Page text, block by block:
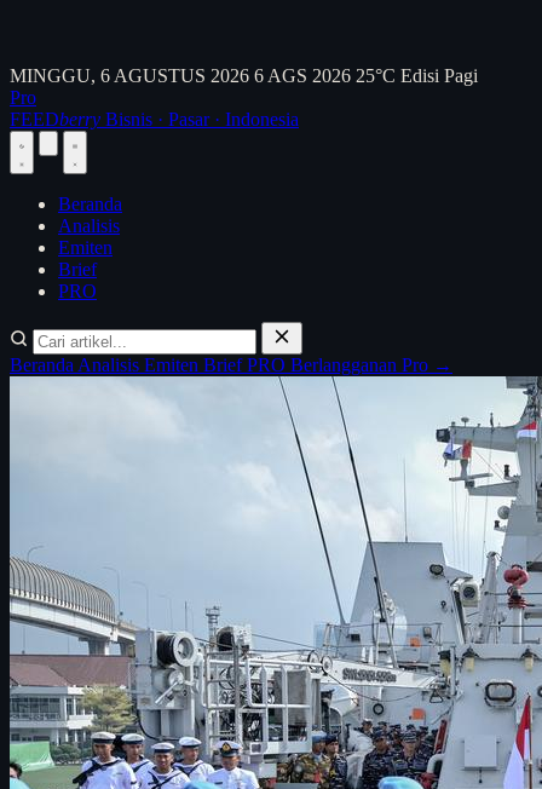
MINGGU, 6 AGUSTUS 2026 6 AGS 2026 25°C Edisi Pagi
Pro
FEEDberry Bisnis · Pasar · Indonesia
Beranda
Analisis
Emiten
Brief
PRO
Beranda Analisis Emiten BriefPRO Berlangganan Pro →